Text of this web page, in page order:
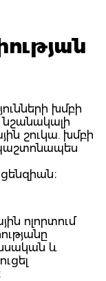
խմբի
նշանակալի
շուկա. խմբի
ոլորտում
և